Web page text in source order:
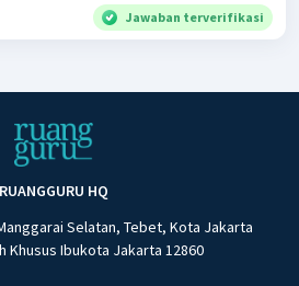
Jawaban terverifikasi
RUANGGURU HQ
Selatan, Tebet, Kota Jakarta
Khusus Ibukota Jakarta 12860